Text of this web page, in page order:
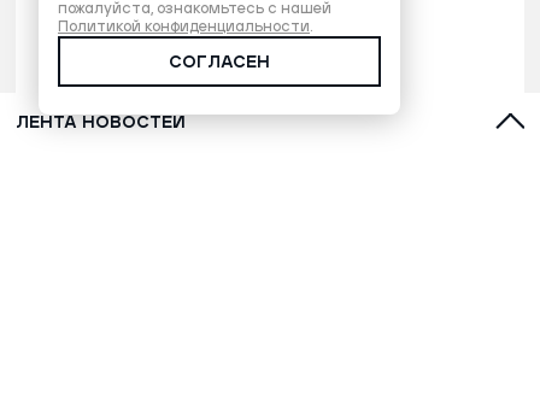
ЛЕНТА НОВОСТЕЙ
пожалуйста, ознакомьтесь с нашей
Политикой конфиденциальности.
СОГЛАСЕН